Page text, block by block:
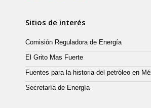
Sitios de interés
Comisión Reguladora de Energía
El Grito Mas Fuerte
Fuentes para la historia del petróleo en
Secretaría de Energía